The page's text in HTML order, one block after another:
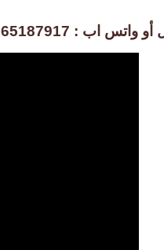
اب : 00966565187917